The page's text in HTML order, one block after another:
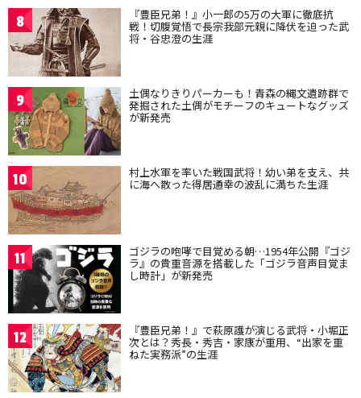
8 『豊臣兄弟！』小一郎の5万の大軍に徹底抗
戦！切腹覚悟で長宗我部元親に降伏を迫った武
将・谷忠澄の生涯
9 土偶なりきりパーカーも！青森の縄文遺跡群で
発掘された土偶がモチーフのキュートなグッズ
が新発売
10 村上水軍を率いた戦国武将！幼い弟を支え、共
に海へ散った得居通幸の波乱に満ちた生涯
11 ゴジラの咆哮で目覚める朝…1954年公開『ゴジ
ラ』の貴重音源を搭載した「ゴジラ音声目覚ま
し時計」が新発売
12 『豊臣兄弟！』で萩原護が演じる武将・小堀正
次とは？秀長・秀吉・家康が重用、“出家を重
ねた実務派”の生涯